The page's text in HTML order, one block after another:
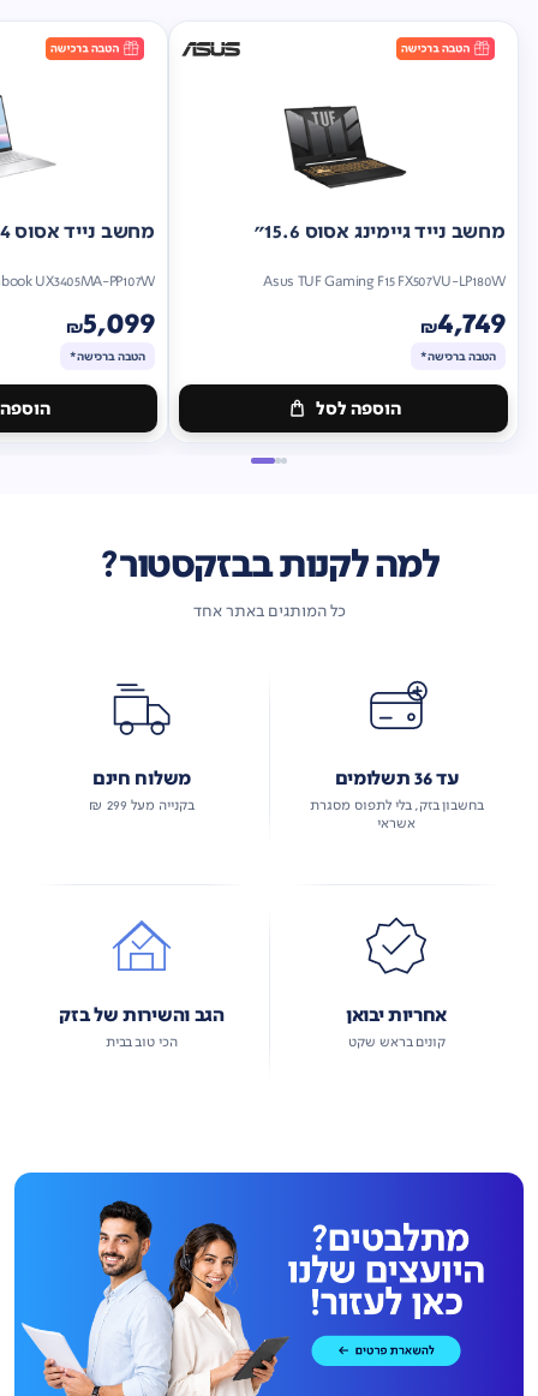
מחשב נייד גיימינג אסוס 15.6"
Asus TUF Gaming F15 FX507VU-LP180W
₪4,749
הטבה ברכישה*
הוספה לסל
מחשב נייד אסוס 14"
UX3405MA-PP107W
₪5,099
הטבה ברכישה*
למה לקנות בבזקסטור?
כל המותגים באתר אחד
עד 36 תשלומים
בחשבון בזק, בלי לתפוס מסגרת
אשראי
משלוח חינם
בקנייה מעל 299 ₪
אחריות יבואן
קונים בראש שקט
הגב והשירות של בזק
הכי טוב בבית